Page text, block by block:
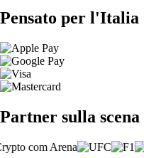
Pensato per l'Italia
Partner sulla scena